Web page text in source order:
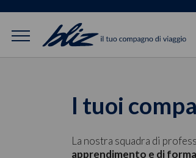
I tuoi
La nostra squadra di
apprendimento e di